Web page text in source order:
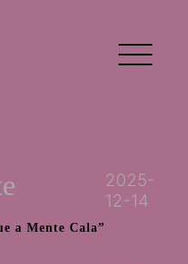
2025-
12-14
a Mente Cala”